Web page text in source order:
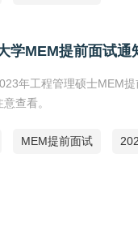
学MEM提前面试通
年工程管理硕士MEM
查看。
MEM提前面试